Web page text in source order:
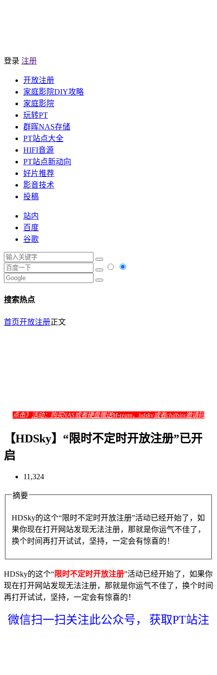
登录 注册
开放注册
家庭影院DIY攻略
家庭影院
玩转PT
群晖NAS存储
PT站点大全
HIFI音源
PT站点新动向
好片推荐
影音技术
投稿
站内
百度
谷歌
搜索热点
首页开放注册正文
点击》 活动：购买NAS或者硬盘赠送M-team、hdsky或者chdbits邀请码
【HDSky】“限时不定时开放注册”已开
启
11,324
摘要
HDSky的这个“限时不定时开放注册”活动已经开始了，如
果你现在打开网站发现无法注册，那就是你运气不佳了，
换个时间再打开试试，坚持，一定会有惊喜的！
HDSky的这个“限时不定时开放注册”活动已经开始了，如果你
现在打开网站发现无法注册，那就是你运气不佳了，换个时间
再打开试试，坚持，一定会有惊喜的！
微信扫一扫关注此公众号， 获取PT站注